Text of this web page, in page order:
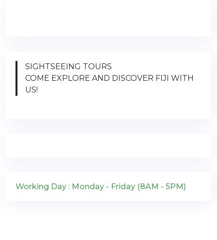
SIGHTSEEING TOURS
COME EXPLORE AND DISCOVER FIJI WITH
US!
Working Day : Monday - Friday (8AM - 5PM)